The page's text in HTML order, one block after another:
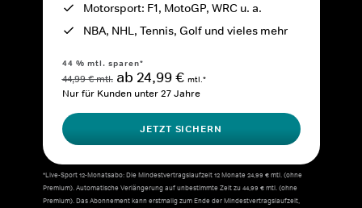
Motorsport: F1, MotoGP, WRC u. a.
NBA, NHL, Tennis, Golf und vieles mehr
44 % mtl. sparen*
44,99 € mtl. ab 24,99 € mtl.*
Nur für Kunden unter 27 Jahre
JETZT SICHERN
*Live-Sport 12-Monatsabo: Die Mindestvertragslaufzeit 12 Monate 24,99 € mtl. (ohne
Premium). Automatische Verlängerung auf unbestimmte Zeit zu 44,99 € mtl. (ohne
Premium). Das Abonnement kann erstmalig zum Ende der Mindestvertragslaufzeit,